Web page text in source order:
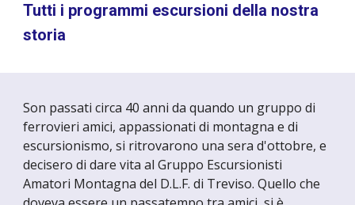
Tutti i programmi escursioni della nostra
storia
Son passati circa 40 anni da quando un gruppo di
ferrovieri amici, appassionati di montagna e di
escursionismo, si ritrovarono una sera d'ottobre, e
decisero di dare vita al Gruppo Escursionisti
Amatori Montagna del D.L.F. di Treviso. Quello che